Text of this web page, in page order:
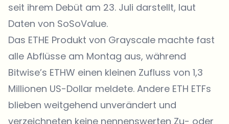
seit ihrem Debüt am 23. Juli darstellt, laut
Daten von SoSoValue.
Das ETHE Produkt von Grayscale machte fast
alle Abflüsse am Montag aus, während
Bitwise’s ETHW einen kleinen Zufluss von 1,3
Millionen US-Dollar meldete. Andere ETH ETFs
blieben weitgehend unverändert und
verzeichneten keine nennenswerten Zu- oder